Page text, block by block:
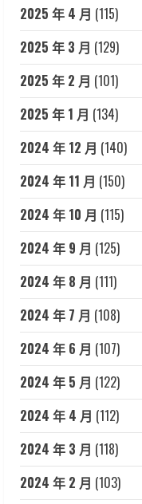
2025 年 4 月 (115)
2025 年 3 月 (129)
2025 年 2 月 (101)
2025 年 1 月 (134)
2024 年 12 月 (140)
2024 年 11 月 (150)
2024 年 10 月 (115)
2024 年 9 月 (125)
2024 年 8 月 (111)
2024 年 7 月 (108)
2024 年 6 月 (107)
2024 年 5 月 (122)
2024 年 4 月 (112)
2024 年 3 月 (118)
2024 年 2 月 (103)